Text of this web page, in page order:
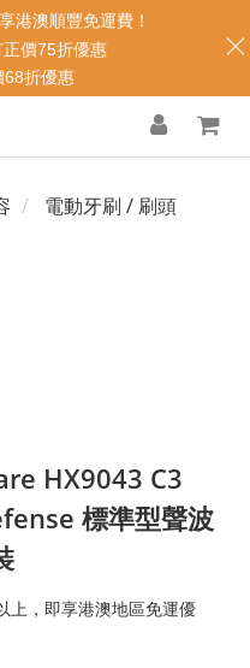
電動牙刷 / 刷頭
HX9043 C3
標準型聲波
上，即享港澳地區免運優
港澳順豐免運費！
價75折優惠
68折優惠